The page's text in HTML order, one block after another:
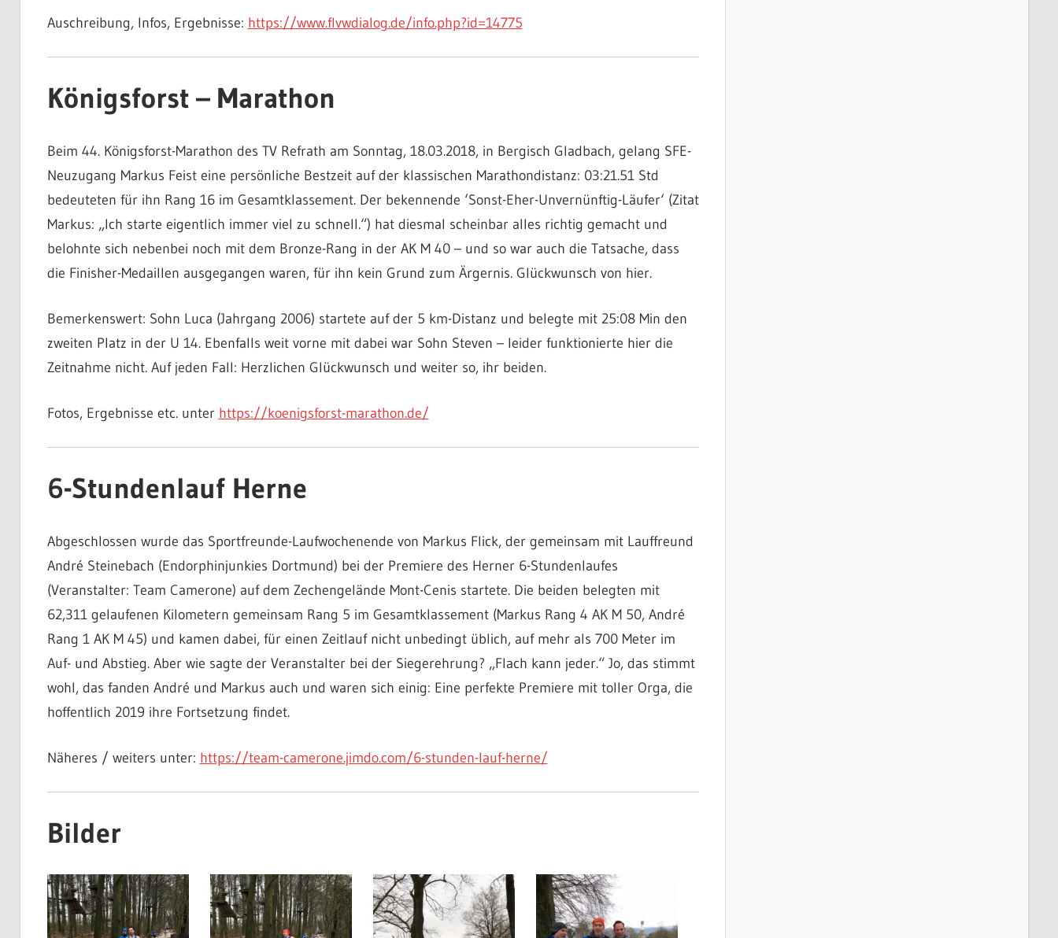
Auschreibung, Infos, Ergebnisse: https://www.flvwdialog.de/info.php?id=14775
Königsforst – Marathon
Beim 44. Königsforst-Marathon des TV Refrath am Sonntag, 18.03.2018, in Bergisch Gladbach, gelang SFE-
Neuzugang Markus Feist eine persönliche Bestzeit auf der klassischen Marathondistanz: 03:21.51 Std
bedeuteten für ihn Rang 16 im Gesamtklassement. Der bekennende ‘Sonst-Eher-Unvernünftig-Läufer‘ (Zitat
Markus: „Ich starte eigentlich immer viel zu schnell.“) hat diesmal scheinbar alles richtig gemacht und
belohnte sich nebenbei noch mit dem Bronze-Rang in der AK M 40 – und so war auch die Tatsache, dass
die Finisher-Medaillen ausgegangen waren, für ihn kein Grund zum Ärgernis. Glückwunsch von hier.
Bemerkenswert: Sohn Luca (Jahrgang 2006) startete auf der 5 km-Distanz und belegte mit 25:08 Min den
zweiten Platz in der U 14. Ebenfalls weit vorne mit dabei war Sohn Steven – leider funktionierte hier die
Zeitnahme nicht. Auf jeden Fall: Herzlichen Glückwunsch und weiter so, ihr beiden.
Fotos, Ergebnisse etc. unter https://koenigsforst-marathon.de/
6-Stundenlauf Herne
Abgeschlossen wurde das Sportfreunde-Laufwochenende von Markus Flick, der gemeinsam mit Lauffreund
André Steinebach (Endorphinjunkies Dortmund) bei der Premiere des Herner 6-Stundenlaufes
(Veranstalter: Team Camerone) auf dem Zechengelände Mont-Cenis startete. Die beiden belegten mit
62,311 gelaufenen Kilometern gemeinsam Rang 5 im Gesamtklassement (Markus Rang 4 AK M 50, André
Rang 1 AK M 45) und kamen dabei, für einen Zeitlauf nicht unbedingt üblich, auf mehr als 700 Meter im
Auf- und Abstieg. Aber wie sagte der Veranstalter bei der Siegerehrung? „Flach kann jeder.“ Jo, das stimmt
wohl, das fanden André und Markus auch und waren sich einig: Eine perfekte Premiere mit toller Orga, die
hoffentlich 2019 ihre Fortsetzung findet.
Näheres / weiters unter: https://team-camerone.jimdo.com/6-stunden-lauf-herne/
Bilder